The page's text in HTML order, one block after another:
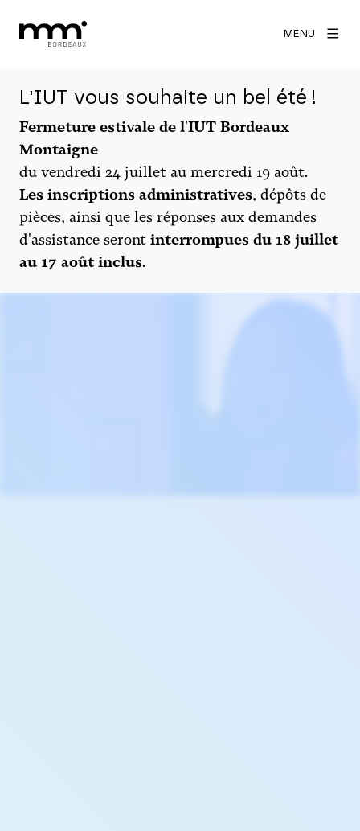
MENU
L'IUT vous souhaite un bel été !
Fermeture estivale de l'IUT Bordeaux
Montaigne
du vendredi 24 juillet au mercredi 19 août.
Les inscriptions administratives, dépôts de
pièces, ainsi que les réponses aux demandes
d'assistance seront interrompues du 18 juillet
au 17 août inclus.